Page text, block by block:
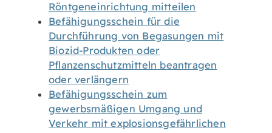
Röntgeneinrichtung mitteilen
Befähigungsschein für die
Durchführung von Begasungen mit
Biozid-Produkten oder
Pflanzenschutzmitteln beantragen
oder verlängern
Befähigungsschein zum
gewerbsmäßigen Umgang und
Verkehr mit explosionsgefährlichen